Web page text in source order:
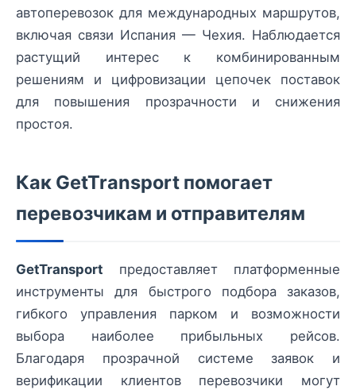
автоперевозок для международных маршрутов,
включая связи Испания — Чехия. Наблюдается
растущий интерес к комбинированным
решениям и цифровизации цепочек поставок
для повышения прозрачности и снижения
простоя.
Как GetTransport помогает
перевозчикам и отправителям
GetTransport предоставляет платформенные
инструменты для быстрого подбора заказов,
гибкого управления парком и возможности
выбора наиболее прибыльных рейсов.
Благодаря прозрачной системе заявок и
верификации клиентов перевозчики могут